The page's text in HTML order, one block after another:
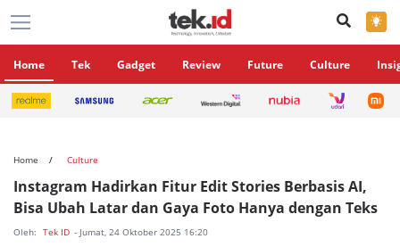
×
Home Tek Gadget Review Future Culture
Home Culture
Instagram Hadirkan Fitur Edit Stories Berbasis AI,
Bisa Ubah Latar dan Gaya Foto Hanya dengan Teks
Oleh: Tek ID - Jumat, 24 Oktober 2025 16:20